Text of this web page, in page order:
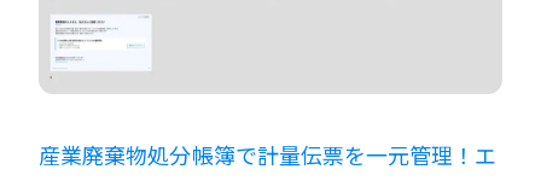
産業廃棄物処分帳簿で計量伝票を一元管理！エ